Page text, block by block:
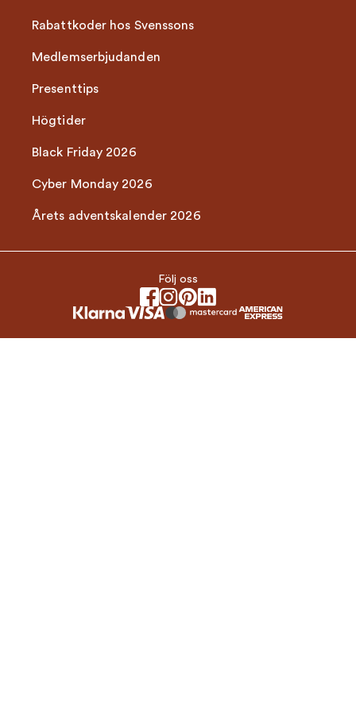
Rabattkoder hos Svenssons
Medlemserbjudanden
Presenttips
Högtider
Black Friday 2026
Cyber Monday 2026
Årets adventskalender 2026
Följ oss